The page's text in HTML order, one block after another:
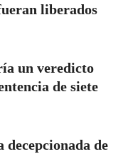
liberados
un veredicto
de siete
decepcionada de